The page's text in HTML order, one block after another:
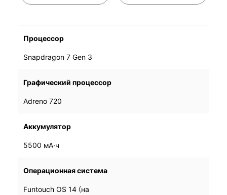
Процессор
Snapdragon 7 Gen 3
Snapdragon 7 Gen 3
Графический процессор
Adreno 720
Adreno 720
Аккумулятор
5500 мА·ч
5500 мА·ч
Операционная система
Funtouch OS 14 (на
Funtouch OS 14 (на